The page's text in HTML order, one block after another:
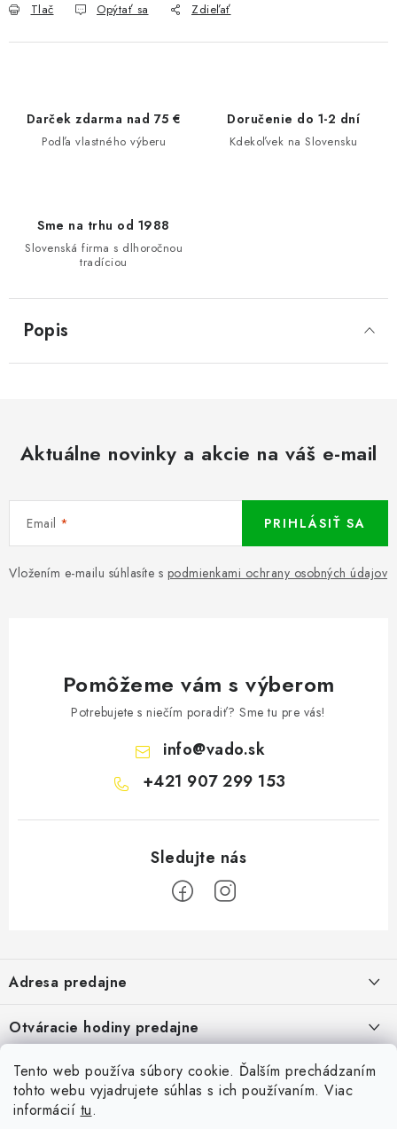
Tento web používa súbory cookie. Ďalším prechádzaním
tohto webu vyjadrujete súhlas s ich používaním. Viac
informácií tu.
Tlač Opýtať sa Zdieľať
Darček zdarma nad 75 €
Podľa vlastného výberu
Doručenie do 1-2 dní
Kdekoľvek na Slovensku
Sme na trhu od 1988
Slovenská firma s dlhoročnou
tradíciou
Popis
Aktuálne novinky a akcie na váš e-mail
Email
Vložením e-mailu súhlasíte s podmienkami ochrany osobných údajov
PRIHLÁSIŤ SA
Pomôžeme vám s výberom
Potrebujete s niečím poradiť? Sme tu pre vás!
info@vado.sk
+421 907 299 153
p
ä
t
Adresa predajne
Pekárska 4, 941 31 Dvory nad Žitavou
Pozrite si Google mapu
Pozrieť detail mapy »
Otváracie hodiny predajne
Sobota, Nedeľa: Zatvorené
Informácie pre Vás
Napíšte nám
Obchodné podmienky
Facebook